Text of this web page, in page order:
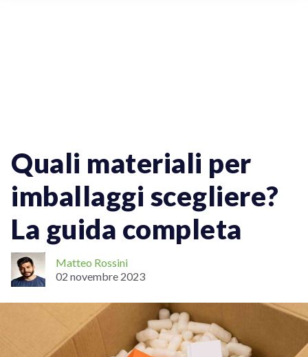
Quali materiali per
imballaggi scegliere?
La guida completa
Matteo Rossini
02 novembre 2023